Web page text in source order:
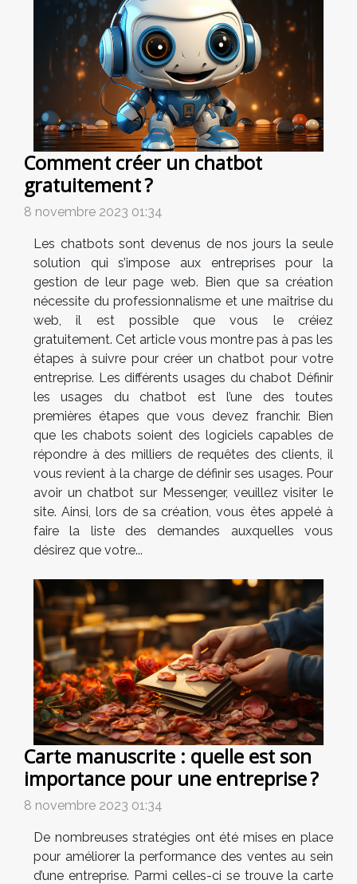
Comment créer un chatbot
gratuitement ?
8 novembre 2023 01:34
Les chatbots sont devenus de nos jours la seule
solution qui s’impose aux entreprises pour la
gestion de leur page web. Bien que sa création
nécessite du professionnalisme et une maîtrise du
web, il est possible que vous le créiez
gratuitement. Cet article vous montre pas à pas les
étapes à suivre pour créer un chatbot pour votre
entreprise. Les différents usages du chabot Définir
les usages du chatbot est l’une des toutes
premières étapes que vous devez franchir. Bien
que les chabots soient des logiciels capables de
répondre à des milliers de requêtes des clients, il
vous revient à la charge de définir ses usages. Pour
avoir un chatbot sur Messenger, veuillez visiter le
site. Ainsi, lors de sa création, vous êtes appelé à
faire la liste des demandes auxquelles vous
désirez que votre...
Carte manuscrite : quelle est son
importance pour une entreprise ?
8 novembre 2023 01:34
De nombreuses stratégies ont été mises en place
pour améliorer la performance des ventes au sein
d’une entreprise. Parmi celles-ci se trouve la carte